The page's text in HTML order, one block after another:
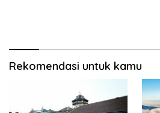
Rekomendasi untuk kamu